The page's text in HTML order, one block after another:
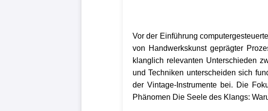
Vor der Einführung
von Handwerkskunst geprägter
klanglich relevanten Unterschieden
und Techniken unterscheiden sich
der Vintage-Instrumente bei. Die
Phänomen Die Seele des Klangs: